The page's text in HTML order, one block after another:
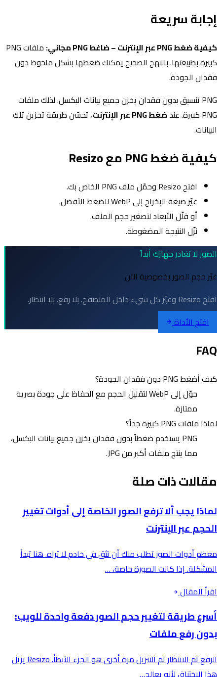
إجابة سريعة
كيفية ضغط PNG عبر الإنترنت – ضاغط PNG مجاني:
ملفات PNG
كبيرة بطبيعتها. بالنهج الصحيح يمكنك ضغطها بشكل ملحوظ دون
فقدان الجودة.
PNG تنسيق بدون فقدان يخزن جميع بيانات البكسل. لذلك ملفات
PNG كبيرة. عند
ضغط PNG عبر الإنترنت
، تحسّن طريقة تخزين تلك
البيانات.
كيفية ضغط PNG مع Resizo
افتح Resizo وحمّل ملف PNG الخاص بك.
غيّر صيغة الإخراج إلى WebP للضغط الأفضل.
أو قلّل الأبعاد لتصغير حجم الملف.
نزّل النتيجة المضغوطة.
الصور لا تغادر جهازك أبداً
غيّر حجم الصور بخصوصية الآن
افتح Resizo وغيّر كل شيء داخل المتصفح. بلا رفع. بلا انتظار.
افتح الأداة
FAQ
كيف أضغط PNG دون فقدان الجودة؟
حوّل إلى WebP لتقليل الحجم مع الحفاظ على جودة بصرية
ممتازة.
لماذا ملفات PNG كبيرة جداً؟
PNG يستخدم ضغطاً بدون فقدان يخزن جميع بيانات البكسل،
مما ينتج ملفات أكبر من JPG.
مقالات ذات صلة
لماذا يجب ألا ترفع الصور الخاصة إلى أدوات تغيير
الحجم عبر الإنترنت
معظم أدوات الصور تطلب منك أن تثق في خادم لا تراه. هنا تبدأ
المشكلة. إذا كانت الصورة خاصة، …
اقرأ المقال
أسرع طريقة لتغيير حجم الصور دفعة واحدة للويب:
بدون رفع ملفات
الرفع ثم الانتظار ثم التنزيل مرة أخرى هو الجزء الأبطأ. Resizo يزيل
هذا الاختناق لأنه يعالج…